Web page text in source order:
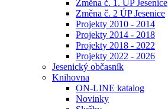
Změna č. 1. ÚP Jesenice
Změna č. 2 ÚP Jesenice
Projekty 2010 - 2014
Projekty 2014 - 2018
Projekty 2018 - 2022
Projekty 2022 - 2026
Jesenický občasník
Knihovna
ON-LINE katalog
Novinky